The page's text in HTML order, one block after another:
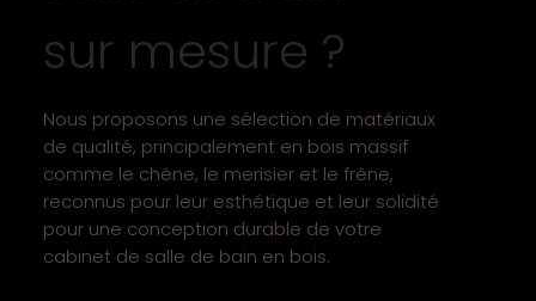
sur mesure ?
Nous proposons une sélection de matériaux
de qualité, principalement en bois massif
comme le chêne, le merisier et le frêne,
reconnus pour leur esthétique et leur solidité
pour une conception durable de votre
cabinet de salle de bain en bois.